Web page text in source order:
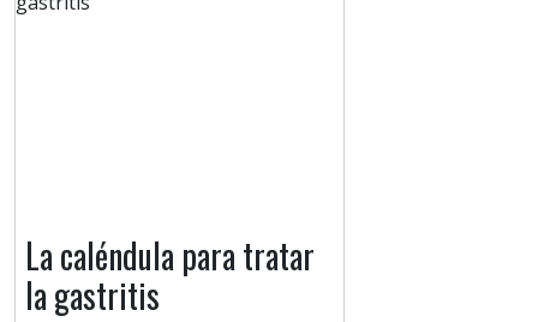
La caléndula para tratar
la gastritis